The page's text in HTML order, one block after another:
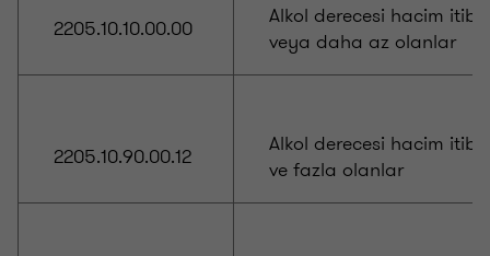
2205.10.10.00.00
Alkol derecesi hacim
veya daha az olanlar
2205.10.90.00.12
Alkol derecesi hacim
ve fazla olanlar